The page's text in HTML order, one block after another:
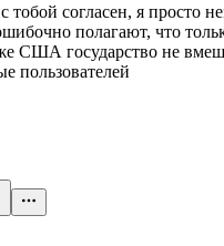
тобой согласен, я просто
полагают, что
США государство не
пользователей